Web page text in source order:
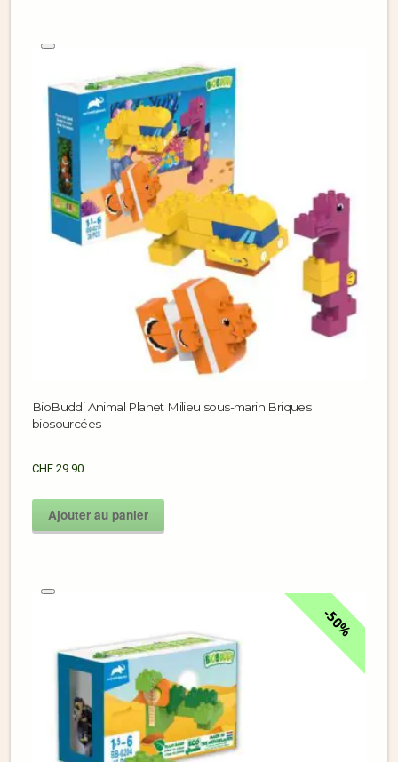
BioBuddi Animal Planet Milieu sous-marin Briques
biosourcées
CHF 29.90
Ajouter au panier
50%